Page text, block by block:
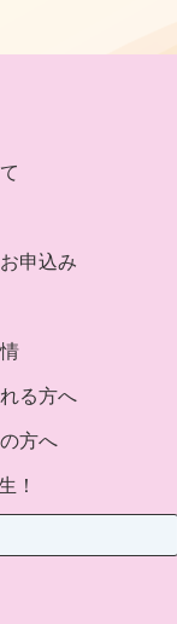
申込み
る方へ
方へ
！